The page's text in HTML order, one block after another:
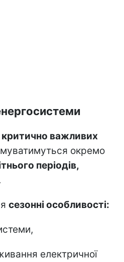
критично важливих
окремо
періодів,
сезонні особливості:
електричної